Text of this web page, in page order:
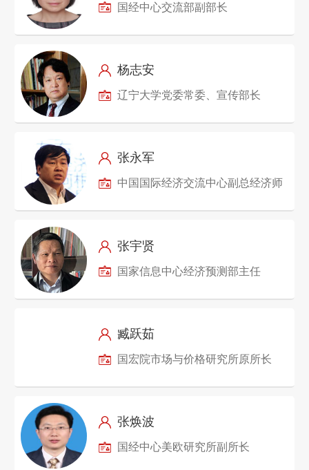
国经中心交流部副部长
杨志安
辽宁大学党委常委、宣传部长
张永军
中国国际经济交流中心副总经济师
张宇贤
国家信息中心经济预测部主任
臧跃茹
国宏院市场与价格研究所原所长
张焕波
国经中心美欧研究所副所长